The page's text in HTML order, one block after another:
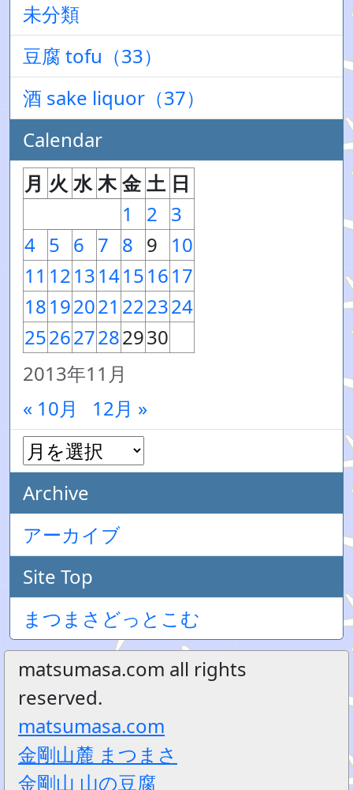
未分類
豆腐 tofu（33）
酒 sake liquor（37）
Calendar
2013年11月
月 火 水 木 金 土 日
1
2 3
4 5 6 7 8 9
10
11 121314151617
18192021 222324
252627282930
« 10月 12月 »
Archive
アーカイブ
Site Top
まつまさどっとこむ
matsumasa.com all rights
reserved.
matsumasa.com
金剛山麓 まつまさ
金剛山 山の豆腐